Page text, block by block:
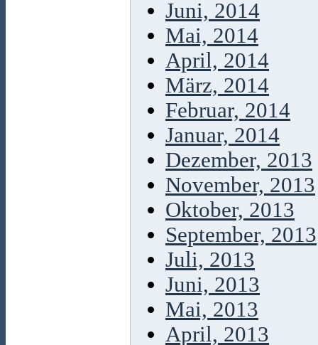
Juni, 2014
Mai, 2014
April, 2014
März, 2014
Februar, 2014
Januar, 2014
Dezember, 2013
November, 2013
Oktober, 2013
September, 2013
Juli, 2013
Juni, 2013
Mai, 2013
April, 2013